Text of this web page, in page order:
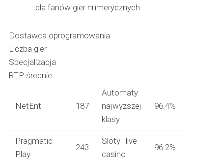
dla fanów gier numerycznych
Dostawca oprogramowania
Liczba gier
Specjalizacja
RTP średnie
NetEnt 187
Automaty
najwyższej
klasy
96.4%
Pragmatic
Play
243
Sloty i live
casino
96.2%